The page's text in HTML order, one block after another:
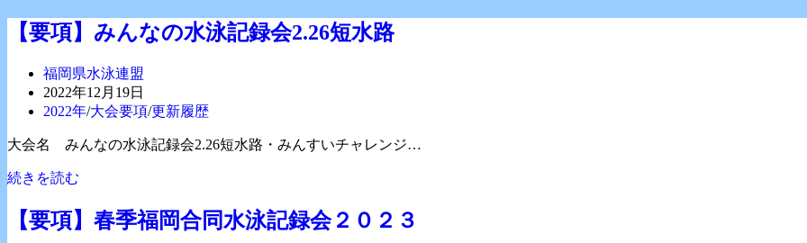
【要項】みんなの水泳記録会2.26短水路
投
稿
者:
福岡県水泳連盟
投
稿
開
日:
2022年12月19日
投
カ
ゴ
ー:
2022年/大会要項/更新履歴
大会名 みんなの水泳記録会2.26短水路・みんすいチャレンジ…
続きを読む
ん
【要項】春季福岡合同水泳記録会２０２３